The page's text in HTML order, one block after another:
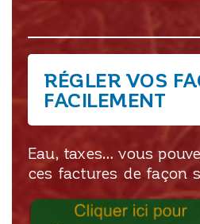
RÉGLER VOS
FACILEMENT
Eau, taxes… vous
ces factures de façon